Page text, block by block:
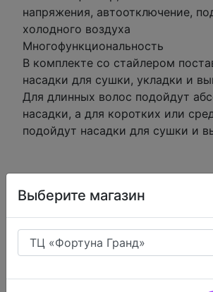
Выберите магазин
напряжения, автоотключение,
холодного воздуха
Многофункциональность
В комплекте со стайлером
насадки для сушки, укладки и
Для длинных волос подойдут
насадки, а для коротких или
подойдут насадки для сушки и
Низкие цены.
цифровую технику